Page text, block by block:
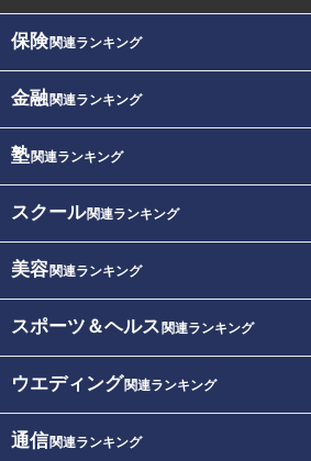
保険関連ランキング
金融関連ランキング
塾関連ランキング
スクール関連ランキング
美容関連ランキング
スポーツ＆ヘルス 関連ランキング
ウエディング関連ランキング
通信関連ランキング